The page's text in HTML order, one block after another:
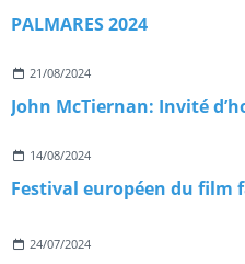
PALMARES 2024
21/08/2024
John McTiernan: Invité
14/08/2024
Festival européen du film
24/07/2024